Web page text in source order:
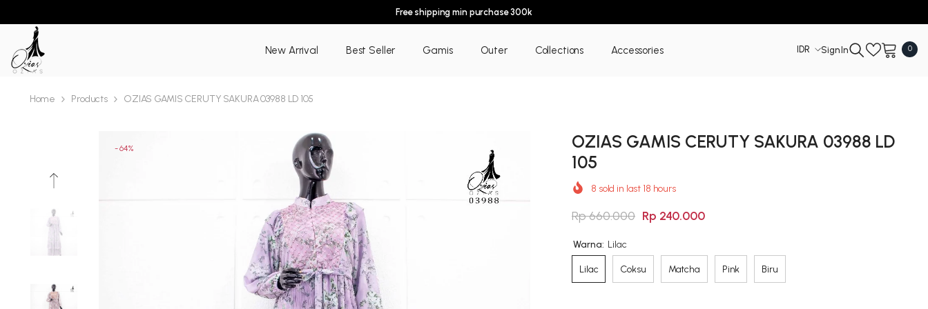
Free shipping min purchase 300k
New Arrival Best Seller Gamis Outer Collections Accessories IDR Sign In 00
Home Products OZIAS GAMIS CERUTY SAKURA 03988 LD 105
- 64%
OZIAS GAMIS CERUTY SAKURA 03988 LD
105
8 sold in last 18 hours
Rp 660.000 Rp 240.000
Warna: Lilac
Lilac Coksu Matcha Pink Biru